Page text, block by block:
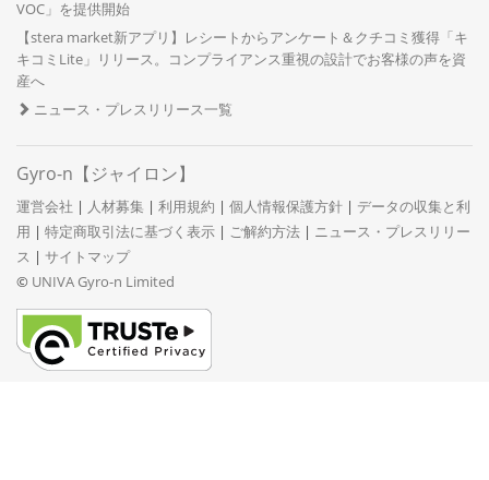
VOC」を提供開始
【stera market新アプリ】レシートからアンケート＆クチコミ獲得「キ
キコミLite」リリース。コンプライアンス重視の設計でお客様の声を資
産へ
ニュース・プレスリリース一覧
Gyro-n【ジャイロン】
運営会社 | 人材募集 | 利用規約 | 個人情報保護方針 | データの収集と利
用 | 特定商取引法に基づく表示 | ご解約方法 | ニュース・プレスリリー
ス | サイトマップ
© UNIVA Gyro-n Limited